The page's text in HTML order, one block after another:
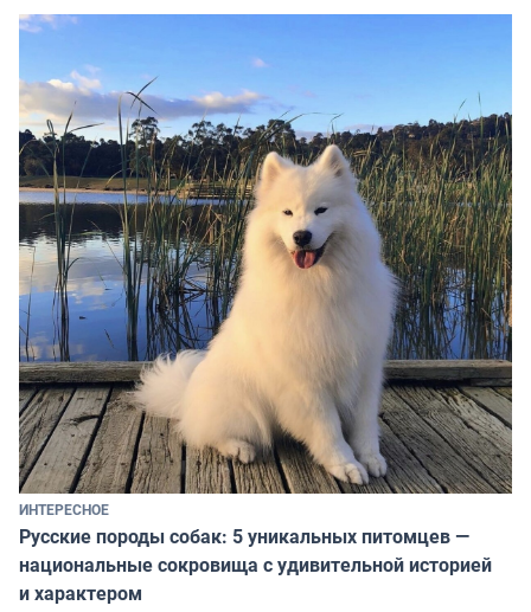
ИНТЕРЕСНОЕ
Русские породы собак: 5 уникальных питомцев —
национальные сокровища с удивительной историей
и характером